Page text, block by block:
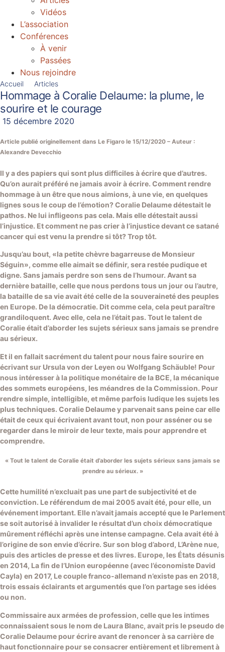
Vidéos
L’association
Conférences
À venir
Passées
Nous rejoindre
Accueil Articles
Hommage à Coralie Delaume: la plume, le
sourire et le courage
15 décembre 2020
Article publié originellement dans Le Figaro le 15/12/2020 – Auteur :
Alexandre Devecchio
Il y a des papiers qui sont plus difficiles à écrire que d’autres.
Qu’on aurait préféré ne jamais avoir à écrire. Comment rendre
hommage à un être que nous aimions, à une vie, en quelques
lignes sous le coup de l’émotion? Coralie Delaume détestait le
pathos. Ne lui infligeons pas cela. Mais elle détestait aussi
l’injustice. Et comment ne pas crier à l’injustice devant ce satané
cancer qui est venu la prendre si tôt? Trop tôt.
Jusqu’au bout, «la petite chèvre bagarreuse de Monsieur
Séguin», comme elle aimait se définir, sera restée pudique et
digne. Sans jamais perdre son sens de l’humour. Avant sa
dernière bataille, celle que nous perdons tous un jour ou l’autre,
la bataille de sa vie avait été celle de la souveraineté des peuples
en Europe. De la démocratie. Dit comme cela, cela peut paraître
grandiloquent. Avec elle, cela ne l’était pas. Tout le talent de
Coralie était d’aborder les sujets sérieux sans jamais se prendre
au sérieux.
Et il en fallait sacrément du talent pour nous faire sourire en
écrivant sur Ursula von der Leyen ou Wolfgang Schäuble! Pour
nous intéresser à la politique monétaire de la BCE, la mécanique
des sommets européens, les méandres de la Commission. Pour
rendre simple, intelligible, et même parfois ludique les sujets les
plus techniques. Coralie Delaume y parvenait sans peine car elle
était de ceux qui écrivaient avant tout, non pour asséner ou se
regarder dans le miroir de leur texte, mais pour apprendre et
comprendre.
« Tout le talent de Coralie était d’aborder les sujets sérieux sans jamais se
prendre au sérieux. »
Cette humilité n’excluait pas une part de subjectivité et de
conviction. Le référendum de mai 2005 avait été, pour elle, un
événement important. Elle n’avait jamais accepté que le Parlement
se soit autorisé à invalider le résultat d’un choix démocratique
mûrement réfléchi après une intense campagne. Cela avait été à
l’origine de son envie d’écrire. Sur son blog d’abord, L’Arène nue,
puis des articles de presse et des livres. Europe, les États désunis
en 2014, La fin de l’Union européenne (avec l’économiste David
Cayla) en 2017, Le couple franco-allemand n’existe pas en 2018,
trois essais éclairants et argumentés que l’on partage ses idées
ou non.
Commissaire aux armées de profession, celle que les intimes
connaissaient sous le nom de Laura Blanc, avait pris le pseudo de
Coralie Delaume pour écrire avant de renoncer à sa carrière de
haut fonctionnaire pour se consacrer entièrement et librement à